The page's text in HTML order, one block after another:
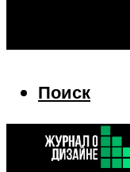
Поиск